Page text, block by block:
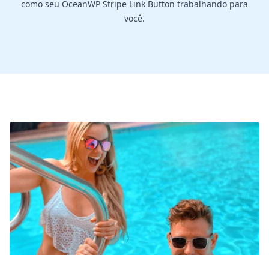
como seu OceanWP Stripe Link Button trabalhando para
você.